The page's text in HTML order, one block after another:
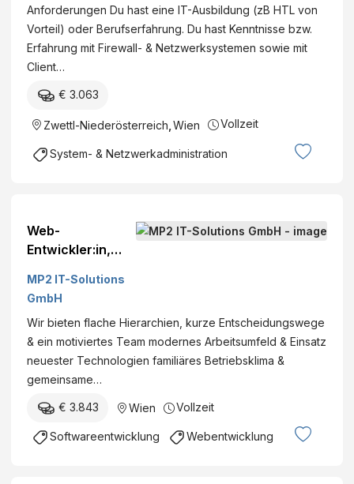
IT
Anforderungen Du hast eine IT-Ausbildung (zB HTL von
Vorteil) oder Berufserfahrung. Du hast Kenntnisse bzw.
Erfahrung mit Firewall- & Netzwerksystemen sowie mit
Client…
€ 3.063
Zwettl-Niederösterreich Wien Vollzeit
System- & Netzwerkadministration
Web-
Entwickler:in,
MP2 IT
MP2 IT-Solutions
GmbH
Wir bieten flache Hierarchien, kurze Entscheidungswege
& ein motiviertes Team modernes Arbeitsumfeld & Einsatz
neuester Technologien familiäres Betriebsklima &
gemeinsame…
€ 3.843 Wien Vollzeit
Softwareentwicklung Webentwicklung